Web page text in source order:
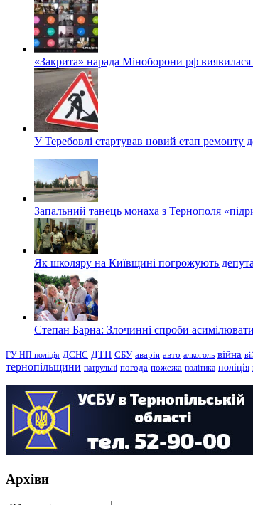
«Закрита» нарада Міноборони рф
У Теребовлі стартував новий етап ремонту
Запальний танець монаха з Тернополя
Як школяру на Київщині погрожують
Степан Барна: Злочинні спроби асимілювати
ГУ НП поліція ДСНС ДТП СБУ аварія авто алкоголь війна
тернопільщини патрульні погода пожежа політика поліція
Архіви